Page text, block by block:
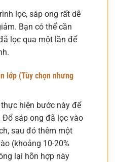
lọc, sáp ong rất dễ
Bạn có thể cần
lọc qua một lần để
lớp (Tùy chọn nhưng
hiện bước này để
sáp ong đã lọc vào
sau đó thêm một
(khoảng 10-20%
lại hỗn hợp này